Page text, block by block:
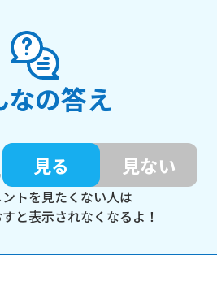
なの答え
見る 見ない
トを見たくない人は
すと表示されなくなるよ！